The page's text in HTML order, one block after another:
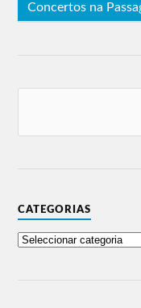
Concertos na
CATEGORIAS